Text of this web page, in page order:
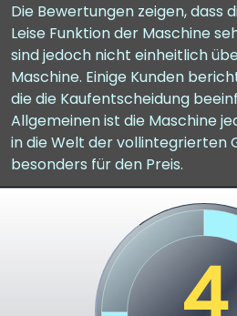
Die Bewertungen zeigen, dass
Leise Funktion der Maschine
sind jedoch nicht einheitlich
Maschine. Einige Kunden
die die Kaufentscheidung
Allgemeinen ist die Maschine
in die Welt der vollintegrierten
besonders für den Preis.